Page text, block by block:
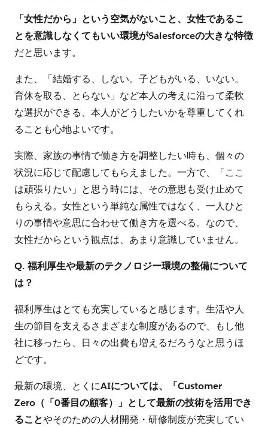
「女性だから」という空気がないこと、女性であるこ
とを意識しなくてもいい環境がSalesforceの大きな特徴
だと思います。
また、「結婚する、しない。子どもがいる、いない。
育休を取る、とらない」など本人の考えに沿って柔軟
な選択ができる、本人がどうしたいかを尊重してくれ
ることも心地よいです。
実際、家族の事情で働き方を調整したい時も、個々の
状況に応じて配慮してもらえました。一方で、「ここ
は頑張りたい」と思う時には、その意思も受け止めて
もらえる。女性という単純な属性ではなく、一人ひと
りの事情や意思に合わせて働き方を選べる。なので、
女性だからという観点は、あまり意識していません。
Q. 福利厚生や最新のテクノロジー環境の整備について
は？
福利厚生はとても充実していると感じます。生活や人
生の節目を支えるさまざまな制度があるので、もし他
社に移ったら、日々の出費も増えるだろうなと思うほ
どです。
最新の環境、とくにAIについては、「Customer
Zero（「0番目の顧客）」として最新の技術を活用でき
ることやそのための人材開発・研修制度が充実してい